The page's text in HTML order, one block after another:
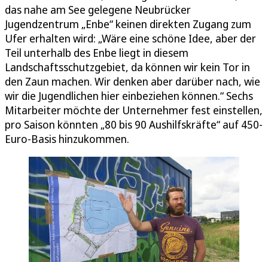
das nahe am See gelegene Neubrücker
Jugendzentrum „Enbe“ keinen direkten Zugang zum
Ufer erhalten wird: „Wäre eine schöne Idee, aber der
Teil unterhalb des Enbe liegt in diesem
Landschaftsschutzgebiet, da können wir kein Tor in
den Zaun machen. Wir denken aber darüber nach, wie
wir die Jugendlichen hier einbeziehen können.“ Sechs
Mitarbeiter möchte der Unternehmer fest einstellen,
pro Saison könnten „80 bis 90 Aushilfskräfte“ auf 450-
Euro-Basis hinzukommen.